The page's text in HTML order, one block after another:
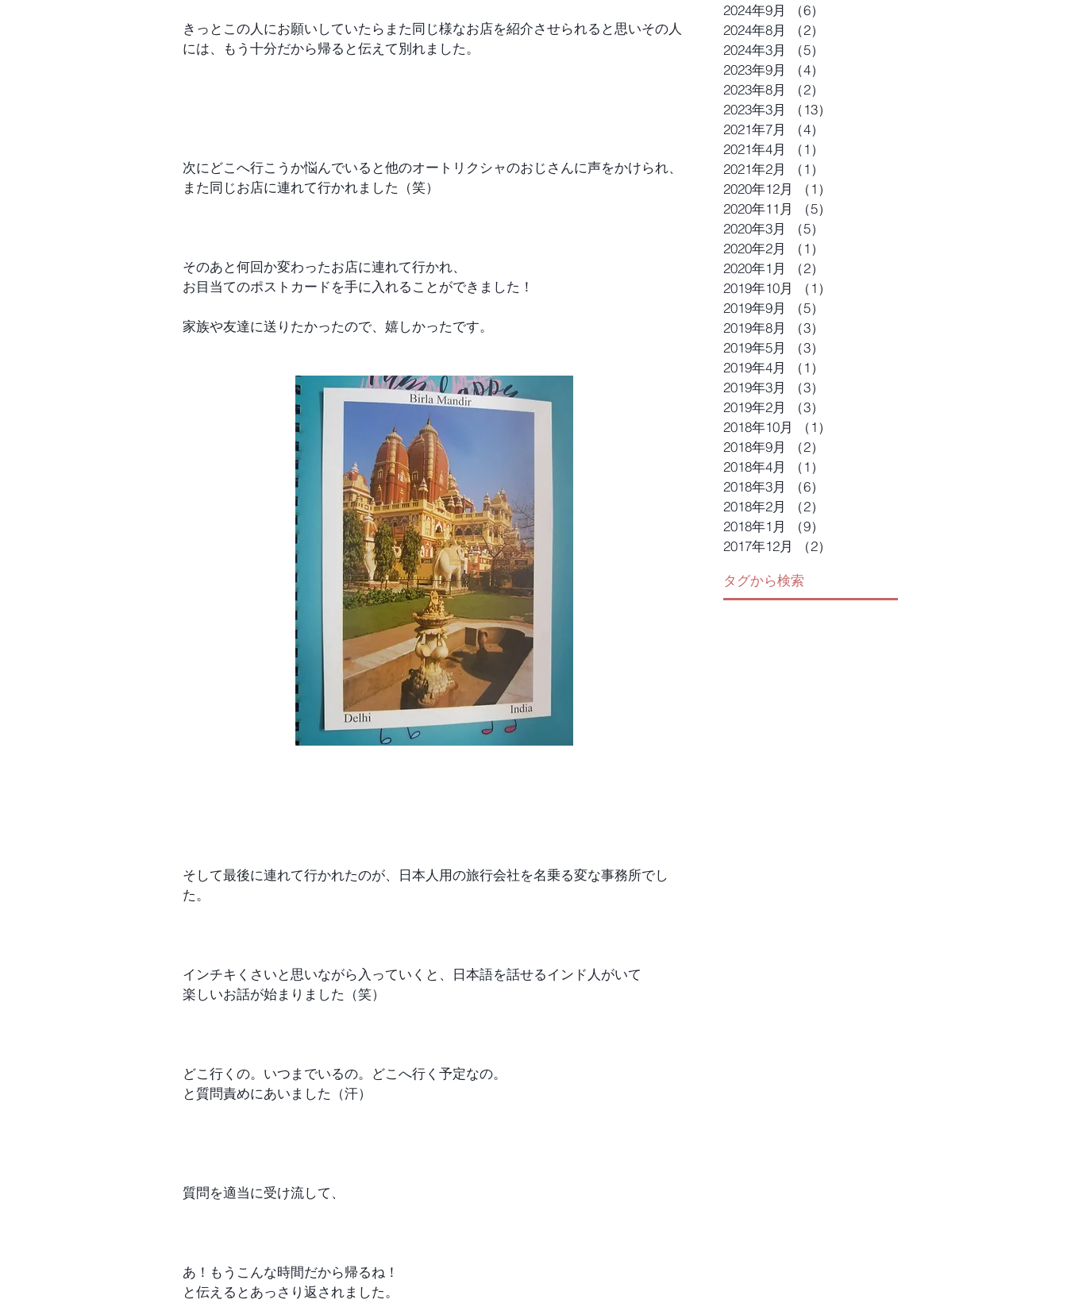
きっとこの人にお願いしていたらまた同じ様なお店を紹介させられると思いその人
には、もう十分だから帰ると伝えて別れました。
次にどこへ行こうか悩んでいると他のオートリクシャのおじさんに声をかけられ、
また同じお店に連れて行かれました（笑）
そのあと何回か変わったお店に連れて行かれ、
お目当てのポストカードを手に入れることができました！
家族や友達に送りたかったので、嬉しかったです。
そして最後に連れて行かれたのが、日本人用の旅行会社を名乗る変な事務所でし
た。
インチキくさいと思いながら入っていくと、日本語を話せるインド人がいて
楽しいお話が始まりました（笑）
どこ行くの。いつまでいるの。どこへ行く予定なの。
と質問責めにあいました（汗）
質問を適当に受け流して、
あ！もうこんな時間だから帰るね！
と伝えるとあっさり返されました。
2024年9月
（6）
2024年8月
（2）
2024年3月
（5）
2023年9月
（4）
2023年8月
（2）
2023年3月
（13）
2021年7月
（4）
2021年4月
（1）
2021年2月
（1）
2020年12月
（1）
2020年11月
（5）
2020年3月
（5）
2020年2月
（1）
2020年1月
（2）
2019年10月
（1）
2019年9月
（5）
2019年8月
（3）
2019年5月
（3）
2019年4月
（1）
2019年3月
（3）
2019年2月
（3）
2018年10月
（1）
2018年9月
（2）
2018年4月
（1）
2018年3月
（6）
2018年2月
（2）
2018年1月
（9）
2017年12月
（2）
タグから検索